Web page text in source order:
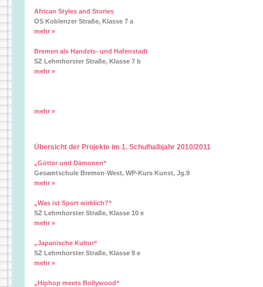
African Styles and Stories
OS Koblenzer Straße, Klasse 7 a
mehr »
Bremen als Handels- und Hafenstadt
SZ Lehmhorster Straße, Klasse 7 b
mehr »
mehr »
Übersicht der Projekte im 1. Schulhalbjahr 2010/2011
„Götter und Dämonen“
Gesamtschule Bremen-West, WP-Kurs Kunst, Jg.9
mehr »
„Was ist Sport wirklich?“
SZ Lehmhorster Straße, Klasse 10 e
mehr »
„Japanische Kultur“
SZ Lehmhorster Straße, Klasse 9 e
mehr »
„Hiphop meets Bollywood“